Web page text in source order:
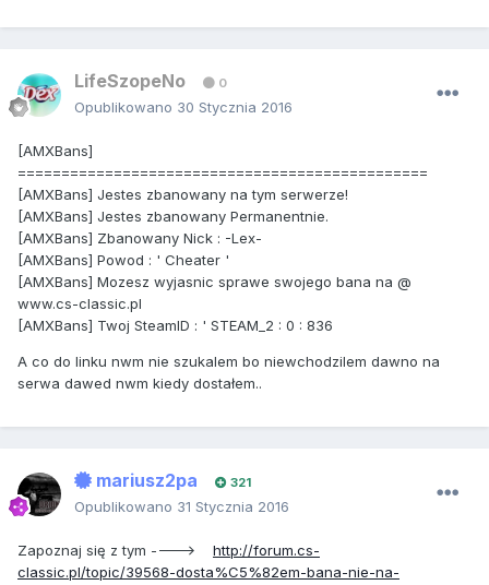
LifeSzopeNo 0
Opublikowano 30 Stycznia 2016
[AMXBans]
===============================================
[AMXBans] Jestes zbanowany na tym serwerze!
[AMXBans] Jestes zbanowany Permanentnie.
[AMXBans] Zbanowany Nick : -Lex-
[AMXBans] Powod : ' Cheater '
[AMXBans] Mozesz wyjasnic sprawe swojego bana na @
www.cs-classic.pl
[AMXBans] Twoj SteamID : ' STEAM_2 : 0 : 836
A co do linku nwm nie szukalem bo niewchodzilem dawno na
serwa dawed nwm kiedy dostałem..
mariusz2pa 321
Opublikowano 31 Stycznia 2016
Zapoznaj się z tym ----> http://forum.cs-
classic.pl/topic/39568-dosta%C5%82em-bana-nie-na-